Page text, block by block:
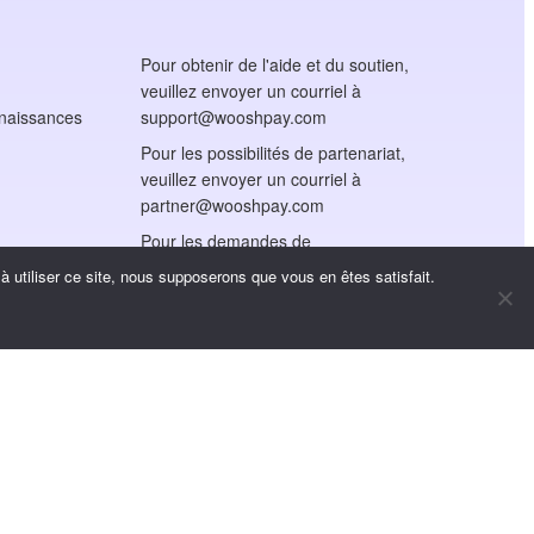
Pour obtenir de l'aide et du soutien,
veuillez envoyer un courriel à
support@wooshpay.com
Pour les possibilités de partenariat,
veuillez envoyer un courriel à
partner@wooshpay.com
Pour les demandes de
renseignements des médias,
veuillez envoyer un courriel à
utiliser ce site, nous supposerons que vous en êtes satisfait.